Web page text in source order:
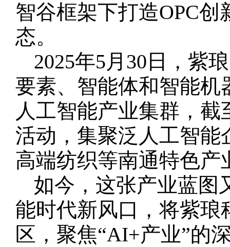
智谷框架下打造OPC
态。
2025年5月30日，紫
要素、智能体和智能机
人工智能产业集群，
活动，集聚泛人工智能
高端纺织等南通特色
如今，这张产业蓝图
能时代新风口，将紫琅
区，聚焦“AI+产业”的